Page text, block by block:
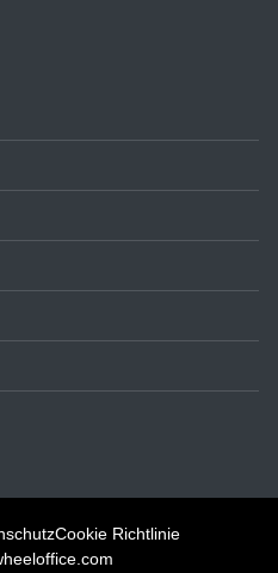
Cookie Richtlinie